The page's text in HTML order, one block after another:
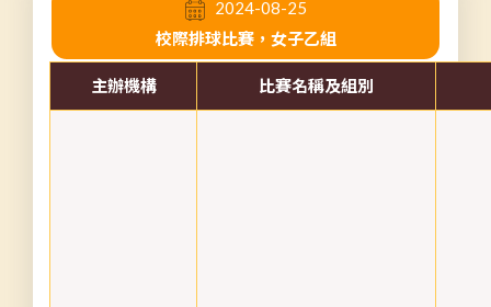
2024-08-25
校際排球比賽，女子乙組
主辦機構 比賽名稱及組別